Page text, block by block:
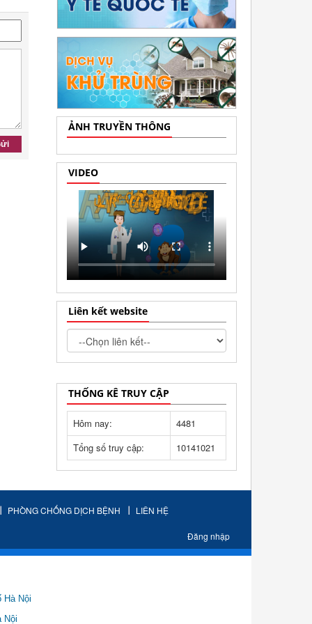
ẢNH TRUYỀN THÔNG
VIDEO
Liên kết website
THỐNG KÊ TRUY CẬP
Hôm nay:
4481
Tổng số truy cập:
10141021
PHÒNG CHỐNG DỊCH BỆNH LIÊN HỆ
Đăng nhập
Hà Nội